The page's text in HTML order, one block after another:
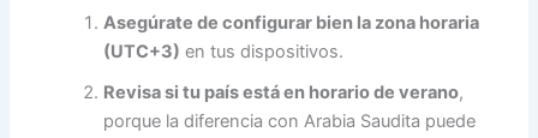
Asegúrate de configurar bien la zona horaria
(UTC+3) en tus dispositivos.
Revisa si tu país está en horario de verano,
porque la diferencia con Arabia Saudita puede